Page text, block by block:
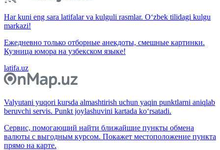
Har kuni eng sara latifalar va kulguli rasmlar. O‘zbek tilidagi kulgu
markazi!
Ежедневно только отборные анекдоты, смешные картинки.
Кузница юмора на узбекском языке!
latifa.uz
Valyutani yuqori kursda almashtirish uchun yaqin punktlarni aniqlab
beruvchi servis. Punkt joylashuvini kartada ko‘rsatadi.
Сервис, помогающий найти ближайшие пункты обмена
валюты с выгодным курсом. Покажет местоположение пункта
прямо на карте.